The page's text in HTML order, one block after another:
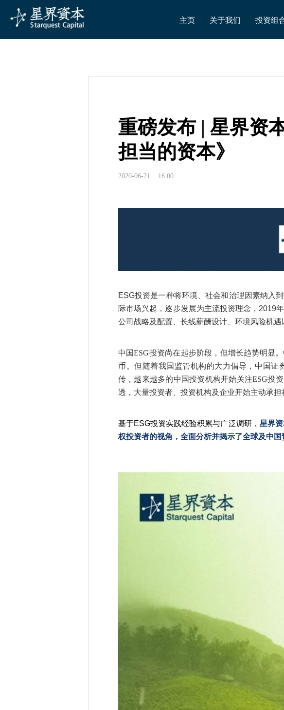
主页 关于我们 投资组
重磅发布 | 星界资
担当的资本》
2020-06-21 16:00
ESG投资是一种将环境、社会和治理因素纳入
际市场兴起，逐步发展为主流投资理念，2019
公司战略及配置、长线薪酬设计、环境风险机
中国ESG投资尚在起步阶段，但增长趋势明显
币。但随着我国监管机构的大力倡导，中国证
传，越来越多的中国投资机构开始关注ESG投
透，大量投资者、投资机构及企业开始主动承担
基于ESG投资实践经验积累与广泛调研， 星界
权投资者的视角，全面分析并揭示了全球及中